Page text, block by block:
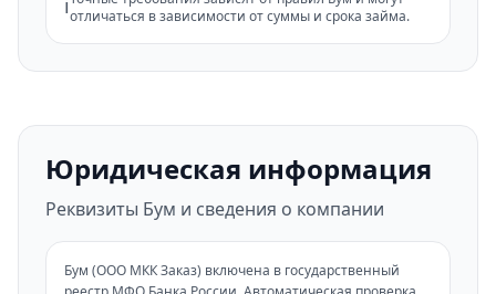
ℹ️отличаться в зависимости от суммы и срока займа.
Юридическая информация
Реквизиты Бум и сведения о компании
Бум (ООО МКК Заказ) включена в государственный